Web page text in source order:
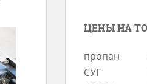
ЦЕНЫ НА
пропан
СУГ